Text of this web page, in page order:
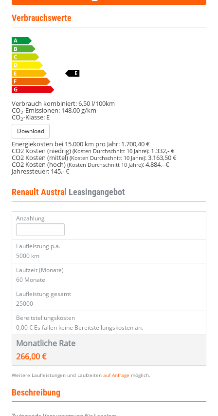
Verbrauchswerte
Verbrauch kombiniert:6,50 l/100km
CO2-Emissionen: 148,00 g/km
CO2-Klasse: E
Download
Energiekosten bei 15.000 km pro Jahr: 1.700,40 €
CO2 Kosten (niedrig) (Kosten Durchschnitt 10 Jahre): 1.332,- €
CO2 Kosten (mittel)(Kosten Durchschnitt 10 Jahre):3.163,50 €
CO2 Kosten (hoch) (Kosten Durchschnitt 10 Jahre):4.884,- €
Jahressteuer: 145,- €
Renault Austral Leasingangebot
Anzahlung
Laufleistung p.a.
5000 km
Laufzeit (Monate)
60 Monate
Laufleistung gesamt
25000
Bereitstellungskosten
0,00 € Es fallen keine Bereitstellungskosten an.
Monatliche Rate
266,00 €
Weitere Laufleistungen und Laufzeiten auf Anfrage möglich.
Beschreibung